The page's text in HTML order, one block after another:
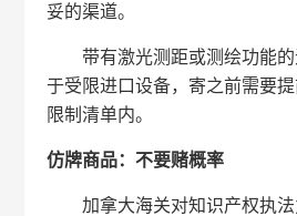
妥的渠道。
带有激光测距或测绘功能的
于受限进口设备，寄之前需要
限制清单内。
仿牌商品：不要赌概率
加拿大海关对知识产权执法